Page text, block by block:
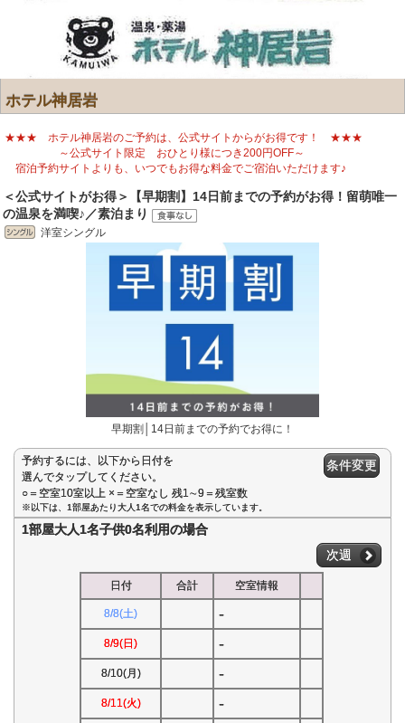
ホテル神居岩
★★★ ホテル神居岩のご予約は、公式サイトからがお得です！ ★★★
～公式サイト限定 おひとり様につき200円OFF～
宿泊予約サイトよりも、いつでもお得な料金でご宿泊いただけます♪
＜公式サイトがお得＞【早期割】14日前までの予約がお得！留萌唯一
の温泉を満喫♪／素泊まり
洋室シングル
早期割│14日前までの予約でお得に！
予約するには、以下から日付を
選んでタップしてください。
○＝空室10室以上 ×＝空室なし 残1∼9＝残室数
条件変更
※以下は、1部屋あたり大人1名での料金を表示しています。
1部屋大人1名子供0名利用の場合
次週
日付 合計 空室情報
8/8(土) -
8/9(日) -
8/10(月) -
8/11(火) -